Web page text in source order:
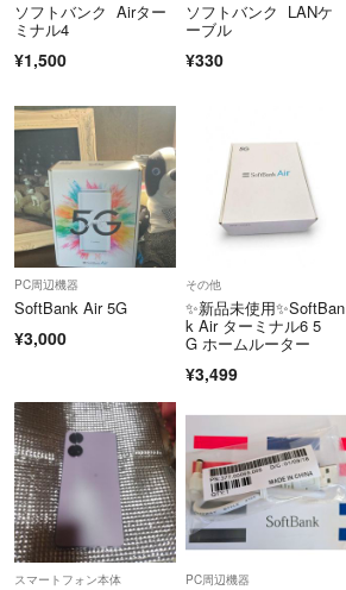
ソフトバンク Airター
ミナル4
¥1,500
ソフトバンク LANケ
ーブル
¥330
PC周辺機器
SoftBank Air 5G
¥3,000
その他
✨新品未使用✨SoftBan
k Air ターミナル6 5
G ホームルーター
¥3,499
スマートフォン本体 PC周辺機器